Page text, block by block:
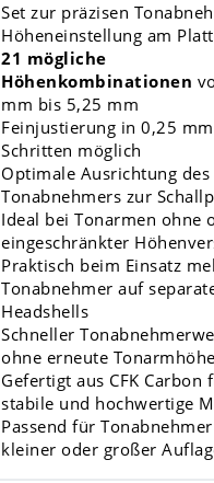
Set zur präzisen
Höheneinstellung am
21 mögliche
Höhenkombinationen
mm bis 5,25 mm
Feinjustierung in 0,25 mm
Schritten möglich
Optimale Ausrichtung des
Tonabnehmers zur
Ideal bei Tonarmen ohne
eingeschränkter
Praktisch beim Einsatz
Tonabnehmer auf
Headshells
Schneller
ohne erneute
Gefertigt aus CFK Carbon
stabile und hochwertige
Passend für
kleiner oder großer